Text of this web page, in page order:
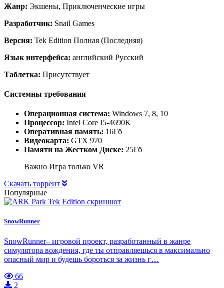
Жанр: Экшены, Приключенческие игры
Разработчик: Snail Games
Версия: Tek Edition Полная (Последняя)
Язык интерфейса: английский Русский
Таблетка: Присутствует
Системны требования
Операционная система: Windows 7, 8, 10
Процессор: Intel Core I5-4690K
Оперативная память: 16Гб
Видеокарта: GTX 970
Памяти на Жестком Диске: 25Гб
Важно Игра только VR
Скачать торрент
Популярные
SnowRunner
SnowRunner– игровой проект, разработанный в жанре
симулятора вождения, где ты отправляешься в максимально
опасный мир и будешь бороться за жизнь г…
66
2